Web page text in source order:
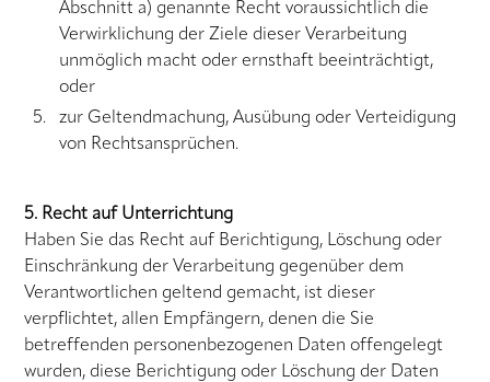
Abschnitt a) genannte Recht voraussichtlich die
Verwirklichung der Ziele dieser Verarbeitung
unmöglich macht oder ernsthaft beeinträchtigt,
oder
zur Geltendmachung, Ausübung oder Verteidigung
von Rechtsansprüchen.
5. Recht auf Unterrichtung
Haben Sie das Recht auf Berichtigung, Löschung oder
Einschränkung der Verarbeitung gegenüber dem
Verantwortlichen geltend gemacht, ist dieser
verpflichtet, allen Empfängern, denen die Sie
betreffenden personenbezogenen Daten offengelegt
wurden, diese Berichtigung oder Löschung der Daten